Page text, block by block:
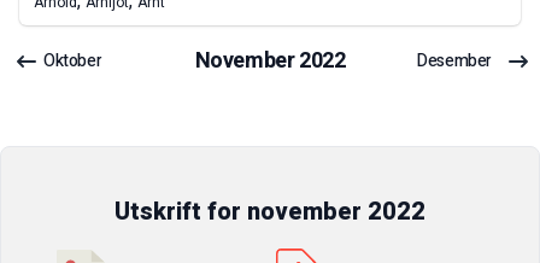
Oktober November2022 Desember
Utskrift for november 2022